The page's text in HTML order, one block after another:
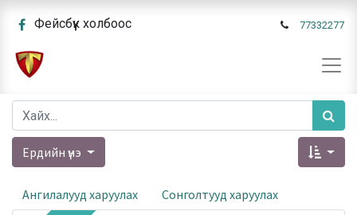
Фейсбүүк холбоос 77332277
Ердийн үнэ
Ангилалууд харуулах Сонголтууд харуулах